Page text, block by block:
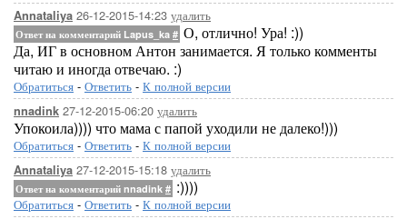
Annataliya 26-12-2015-14:23 удалить
Ответ на комментарий Lapus_ka # О, отлично! Ура! :))
Да, ИГ в основном Антон занимается. Я только комменты
читаю и иногда отвечаю. :)
Обратиться - Ответить - К полной версии
nnadink 27-12-2015-06:20 удалить
Упокоила)))) что мама с папой уходили не далеко!)))
Обратиться - Ответить - К полной версии
Annataliya 27-12-2015-15:18 удалить
Ответ на комментарий nnadink # :))))
Обратиться - Ответить - К полной версии